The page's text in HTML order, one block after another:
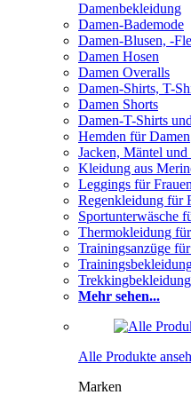
Damenbekleidung
Damen-Bademode
Damen-Blusen, -
Damen Hosen
Damen Overalls
Damen-Shirts, T-
Damen Shorts
Damen-T-Shirts
Hemden für Damen
Jacken, Mäntel
Kleidung aus
Leggings für Frauen
Regenkleidung für
Sportunterwäsche
Thermokleidung
Trainingsanzüge
Mehr sehen...
Alle Produkte
Marken